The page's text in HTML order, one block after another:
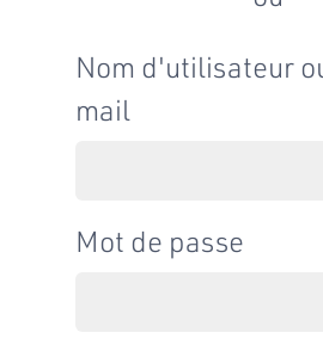
Nom d'utilisateur
mail
Mot de passe